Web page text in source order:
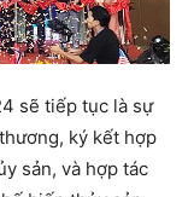
sẽ tiếp tục là sự
ký kết hợp
sản, và hợp tác